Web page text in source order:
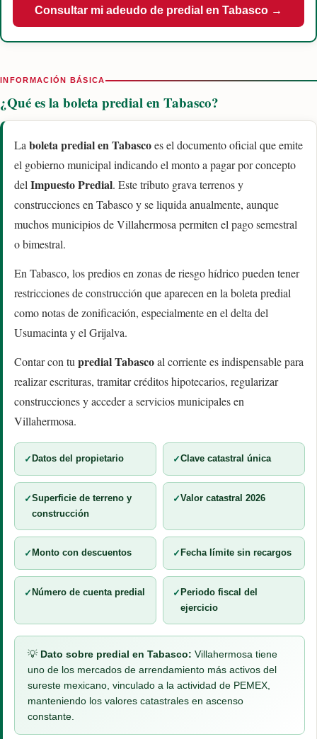
Consultar mi adeudo de predial en Tabasco →
INFORMACIÓN BÁSICA
¿Qué es la boleta predial en Tabasco?
La boleta predial en Tabascoes el documento oficial que emite
el gobierno municipal indicando el monto a pagar por concepto
del Impuesto Predial. Este tributo grava terrenos y
construcciones en Tabasco y se liquida anualmente, aunque
muchos municipios de Villahermosa permiten el pago semestral
o bimestral.
En Tabasco, los predios en zonas de riesgo hídrico pueden tener
restricciones de construcción que aparecen en la boleta predial
como notas de zonificación, especialmente en el delta del
Usumacinta y el Grijalva.
Contar con tu predial Tabascoal corriente es indispensable para
realizar escrituras, tramitar créditos hipotecarios, regularizar
construcciones y acceder a servicios municipales en
Villahermosa.
Datos del propietario Clave catastral única
Superficie de terreno y
construcción
Valor catastral 2026
Monto con descuentos Fecha límite sin recargos
Número de cuenta predial
Periodo fiscal del
ejercicio
💡 Dato sobre predial en Tabasco: Villahermosa tiene
uno de los mercados de arrendamiento más activos del
sureste mexicano, vinculado a la actividad de PEMEX,
manteniendo los valores catastrales en ascenso
constante.